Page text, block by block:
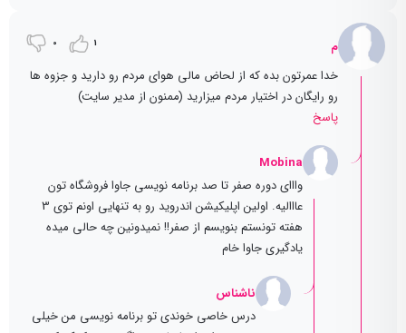
م 1
0
خدا عمرتون بده که از لحاض مالی هوای مردم رو دارید و جزوه ها
رو رایگان در اختیار مردم میزارید (ممنون از مدیر سایت)
پاسخ
Mobina
وااای دوره صفر تا صد برنامه نویسی جاوا فروشگاه تون
عااالیه. اولین اپلیکیشن اندروید رو به تنهایی اونم توی 3
هفته تونستم بنویسم از صفر!! نمیدونین چه حالی میده
یادگیری جاوا خام
ناشناس
درس خاصی خوندی تو برنامه نویسی من خیلی